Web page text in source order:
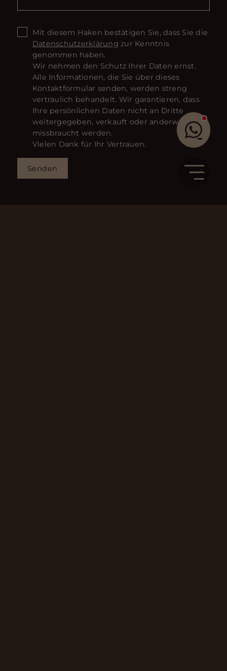
Mit diesem Haken bestätigen Sie, dass Sie die
Datenschutzerklärung zur Kenntnis
genommen haben.
Wir nehmen den Schutz Ihrer Daten ernst.
Alle Informationen, die Sie über dieses
Kontaktformular senden, werden streng
vertraulich behandelt. Wir garantieren, dass
Ihre persönlichen Daten nicht an Dritte
weitergegeben, verkauft oder anderweitig
missbraucht werden.
Vielen Dank für Ihr Vertrauen.
Senden